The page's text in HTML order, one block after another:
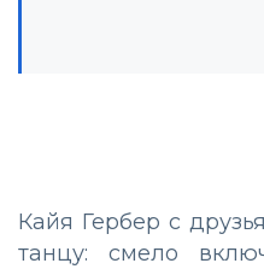
Кайя Гербер с
танцу: смело